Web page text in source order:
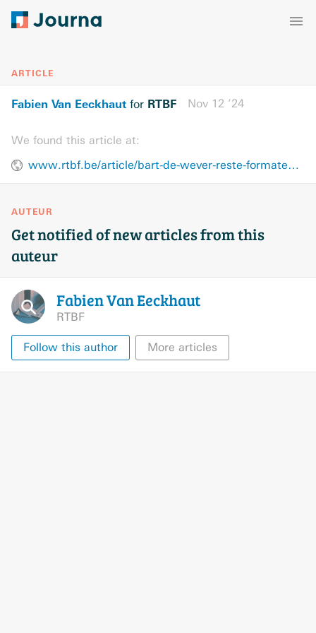
ARTICLE
Fabien Van Eeckhaut for RTBF Nov 12 ’24
We found this article at:
www.rtbf.be/article/bart-de-wever-reste-formateur-deux-semaines-de-plus-pour-se-chercher-une-coalition-11462212
AUTEUR
Get notified of new articles from this
auteur
Fabien VanEeckhaut
RTBF
Follow this author More articles